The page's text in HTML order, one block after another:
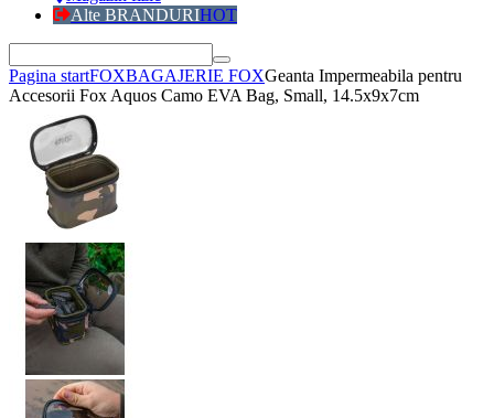
Alte BRANDURIHOT
Pagina startFOXBAGAJERIE FOXGeanta Impermeabila pentru
Accesorii Fox Aquos Camo EVA Bag, Small, 14.5x9x7cm